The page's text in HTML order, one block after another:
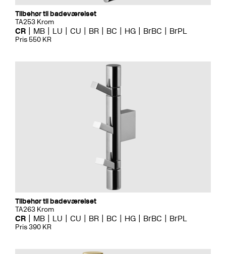
Tilbehør til badeværelset
TA253 Krom
CR MB LU CU BR BC HG BrBC BrPL
Pris 550 KR
Tilbehør til badeværelset
TA263 Krom
CR MB LU CU BR BC HG BrBC BrPL
Pris 390 KR